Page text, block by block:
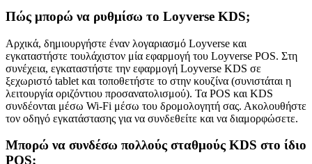
Πώς μπορώ να ρυθμίσω το Loyverse KDS;
Αρχικά, δημιουργήστε έναν λογαριασμό Loyverse και
εγκαταστήστε τουλάχιστον μία εφαρμογή του Loyverse POS. Στη
συνέχεια, εγκαταστήστε την εφαρμογή Loyverse KDS σε
ξεχωριστό tablet και τοποθετήστε το στην κουζίνα (συνιστάται η
λειτουργία οριζόντιου προσανατολισμού). Τα POS και KDS
συνδέονται μέσω Wi-Fi μέσω του δρομολογητή σας. Ακολουθήστε
τον οδηγό εγκατάστασης για να συνδεθείτε και να διαμορφώσετε.
Μπορώ να συνδέσω πολλούς σταθμούς KDS στο ίδιο
POS;